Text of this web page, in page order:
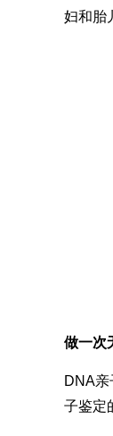
妇和胎
做一次
DNA
子鉴定